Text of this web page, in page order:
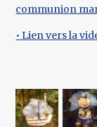
communion
• Lien vers la